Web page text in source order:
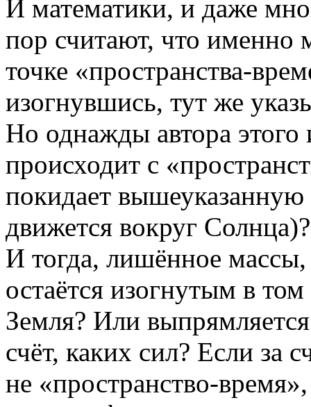
И математики, и даже
пор считают, что именно
точке «пространства-
изогнувшись, тут же
Но однажды автора этого
происходит с
покидает
движется вокруг Солнца)?
И тогда, лишённое
остаётся изогнутым в
Земля? Или
счёт, каких сил? Если за
не «пространство-